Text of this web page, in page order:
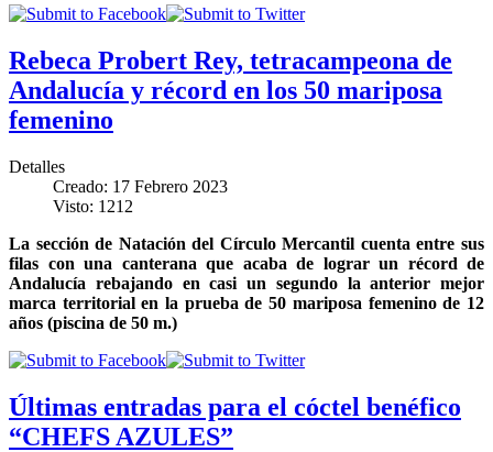
Rebeca Probert Rey, tetracampeona de
Andalucía y récord en los 50 mariposa
femenino
Detalles
Creado: 17 Febrero 2023
Visto: 1212
La sección de Natación del Círculo Mercantil cuenta entre sus
filas con una canterana que acaba de lograr un récord de
Andalucía rebajando en casi un segundo la anterior mejor
marca territorial en la prueba de 50 mariposa femenino de 12
años (piscina de 50 m.)
Últimas entradas para el cóctel benéfico
“CHEFS AZULES”